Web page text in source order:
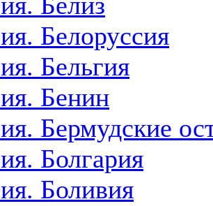
Белоруссия
Бельгия
Бенин
Бермудские
Болгария
Боливия